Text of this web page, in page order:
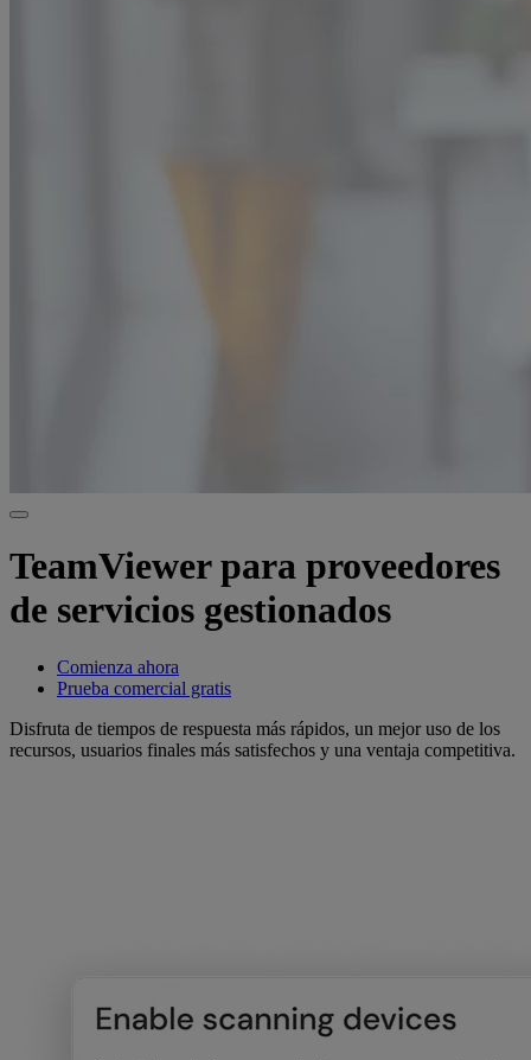
TeamViewer para proveedores
de servicios gestionados
Comienza ahora
Prueba comercial gratis
Disfruta de tiempos de respuesta más rápidos, un mejor uso de los
recursos, usuarios finales más satisfechos y una ventaja competitiva.